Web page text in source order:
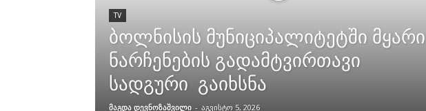
TV
ბოლნისის მუნიციპალიტეტში მყარი
ნარჩენების გადამტვირთავი
სადგური გაიხსნა
მაგდა დევნოზაშვილი - აგვისტო 5, 2026